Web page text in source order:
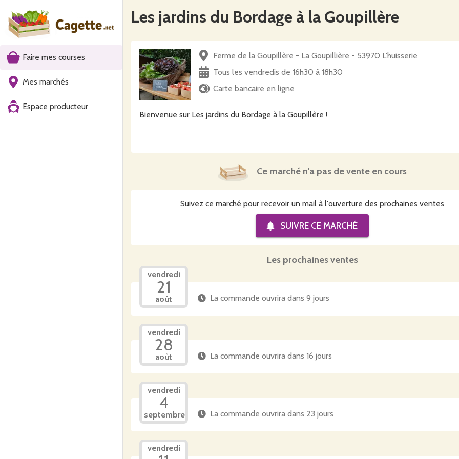
Faire mes courses
Mes marchés
Espace producteur
Les jardins du Bordage à la Goupillère
Ferme de la Goupillère - La Goupillière - 53970 L'huisserie
Tous les vendredis de 16h30 à 18h30
Carte bancaire en ligne
Suivez ce marché pour recevoir un mail à l'ouverture des prochaines ventes
SUIVRE CE MARCHÉ
Ce marché n'a pas de vente en cours
Les prochaines ventes
vendredi
21
août La commande ouvrira dans 9 jours
vendredi
28
août La commande ouvrira dans 16 jours
vendredi
4
septembre La commande ouvrira dans 23 jours
vendredi